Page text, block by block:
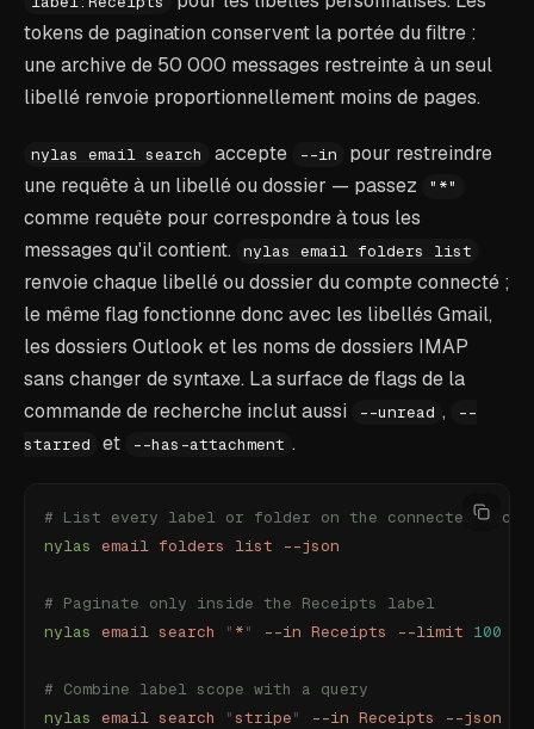
tokens de pagination conservent la portée du filtre :
une archive de 50 000 messages restreinte à un seul
libellé renvoie proportionnellement moins de pages.
nylas email search accepte --in
pour restreindre
une requête à un libellé ou dossier — passez
"*"
comme requête pour correspondre à tous les
messages qu'il contient.
nylas email folders list
renvoie chaque libellé ou dossier du compte connecté ;
le même flag fonctionne donc avec les libellés Gmail,
les dossiers Outlook et les noms de dossiers IMAP
sans changer de syntaxe. La surface de flags de la
commande de recherche inclut aussi
--unread ,
--
starred
et --has-attachment .
# List every label or folder on the connected
nylas email folders list --json
# Paginate only inside the Receipts label
nylas email search " *" --in Receipts --limit 100
# Combine label scope with a query
nylas email search " stripe" --in Receipts --json